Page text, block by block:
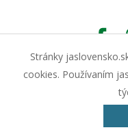
© Junior Achievement
Stránky
cookies. Používaním